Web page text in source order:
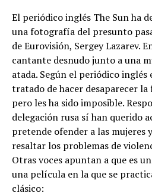
El periódico inglés The Sun ha
una fotografía del presunto
de Eurovisión, Sergey Lazarev.
cantante desnudo junto a una
atada. Según el periódico
tratado de hacer desaparecer
pero les ha sido imposible.
delegación rusa sí han querido
pretende ofender a las mujeres
resaltar los problemas de
Otras voces apuntan a que es
una película en la que se
clásico: